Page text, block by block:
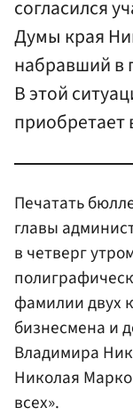
согласился
Думы края
набравший в
В этой
приобретает
Печатать
главы
в четверг
фамилии двух
бизнесмена и
Владимира
Николая
всех».